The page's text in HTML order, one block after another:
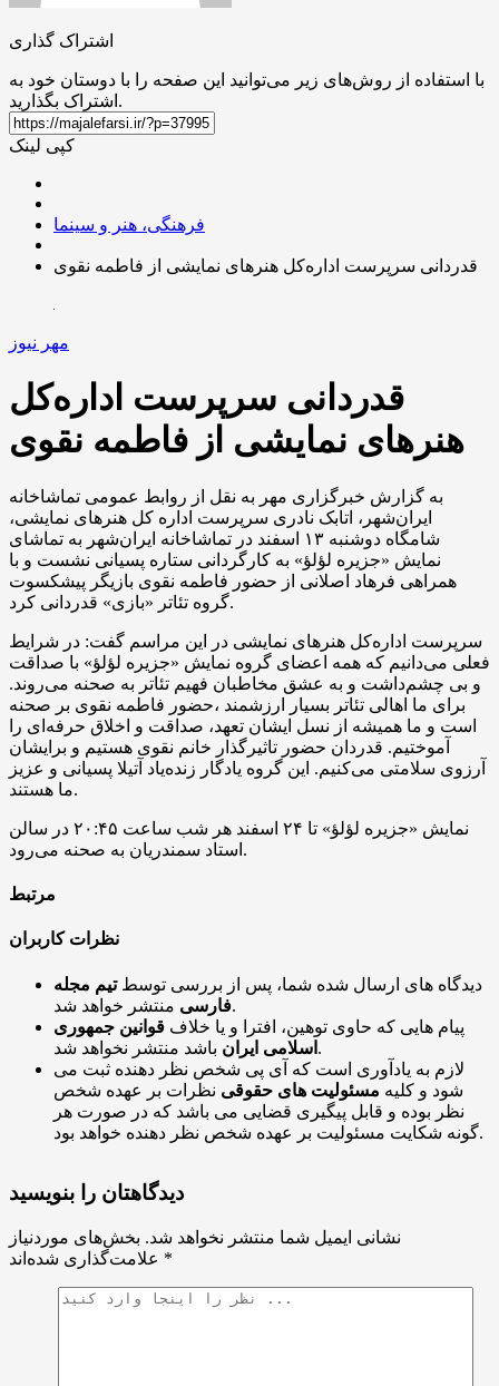
اشتراک گذاری
با استفاده از روش‌های زیر می‌توانید این صفحه را با دوستان خود به
اشتراک بگذارید.
کپی لینک
فرهنگی، هنر و سینما
قدردانی سرپرست اداره‌کل هنرهای نمایشی از فاطمه نقوی
مهر نیوز
قدردانی سرپرست اداره‌کل
هنرهای نمایشی از فاطمه نقوی
به گزارش خبرگزاری مهر به نقل از روابط عمومی تماشاخانه‌
ایران‌شهر، اتابک نادری سرپرست اداره کل هنرهای نمایشی،
شامگاه دوشنبه ۱۳ اسفند در تماشاخانه‌ ایران‌شهر به تماشای
نمایش «جزیره لؤلؤ» به کارگردانی ستاره پسیانی نشست و با
همراهی فرهاد اصلانی از حضور فاطمه نقوی بازیگر پیشکسوت
گروه تئاتر «بازی» قدردانی کرد.
سرپرست اداره‌کل هنرهای نمایشی در این مراسم گفت: در شرایط
فعلی می‌دانیم که همه‌ اعضای گروه نمایش «جزیره لؤلؤ» با صداقت
و بی چشم‌داشت و به عشق مخاطبان فهیم تئاتر به صحنه می‌روند.
حضور فاطمه نقوی بر صحنه،‎‌ برای ما اهالی تئاتر بسیار ارزشمند
است و ما همیشه از نسل ایشان تعهد، صداقت و اخلاق حرفه‌ای را
آموختیم. قدردان حضور تاثیرگذار خانم نقوی هستیم و برایشان
آرزوی سلامتی می‌کنیم. این گروه یادگار زنده‌یاد آتیلا پسیانی و عزیز
ما هستند.
نمایش «جزیره لؤلؤ» تا ۲۴ اسفند هر شب ساعت ۲۰:۴۵ در سالن
استاد سمندریان به صحنه می‌رود.
مرتبط
نظرات کاربران
دیدگاه های ارسال شده شما، پس از بررسی توسطتیم مجله
فارسیمنتشر خواهد شد.
پیام هایی که حاوی توهین، افترا و یا خلاف قوانین جمهوری
اسلامی ایران باشد منتشر نخواهد شد.
لازم به یادآوری است که آی پی شخص نظر دهنده ثبت می
شود و کلیه مسئولیت های حقوقی نظرات بر عهده شخص
نظر بوده و قابل پیگیری قضایی می باشد که در صورت هر
گونه شکایت مسئولیت بر عهده شخص نظر دهنده خواهد بود.
دیدگاهتان را بنویسید
نشانی ایمیل شما منتشر نخواهد شد. بخش‌های موردنیاز
*